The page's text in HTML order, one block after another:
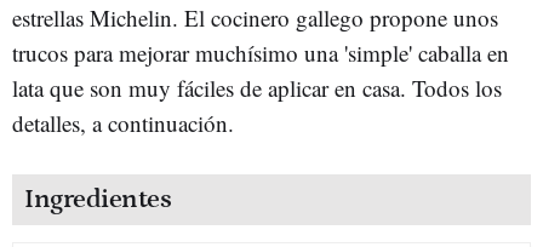
estrellas Michelin. El cocinero gallego propone unos
trucos para mejorar muchísimo una 'simple' caballa en
lata que son muy fáciles de aplicar en casa. Todos los
detalles, a continuación.
Ingredientes